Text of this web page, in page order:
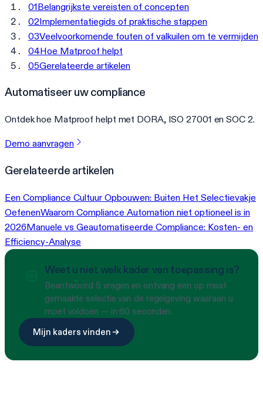
01Belangrijkste vereisten of concepten
02Implementatiegids of praktische stappen
03Veelvoorkomende fouten of valkuilen om te vermijden
04Hoe Matproof helpt
05Gerelateerde artikelen
Automatiseer uw compliance
Ontdek hoe Matproof helpt met DORA, ISO 27001 en SOC 2.
Demo aanvragen
Gerelateerde artikelen
Een Compliance Cultuur Opbouwen: Buiten Het Selectievakje
OefenenWaarom Compliance Automation niet optioneel is in
2026Manuele vs Geautomatiseerde Compliance: Kosten- en
Efficiency-Analyse
Weet u niet welk kader van toepassing is?
Beantwoord 5 vragen en ontvang een op maat
gemaakte selectie van de regelgeving waaraan u
moet voldoen — in 60 seconden.
Mijn kaders vinden